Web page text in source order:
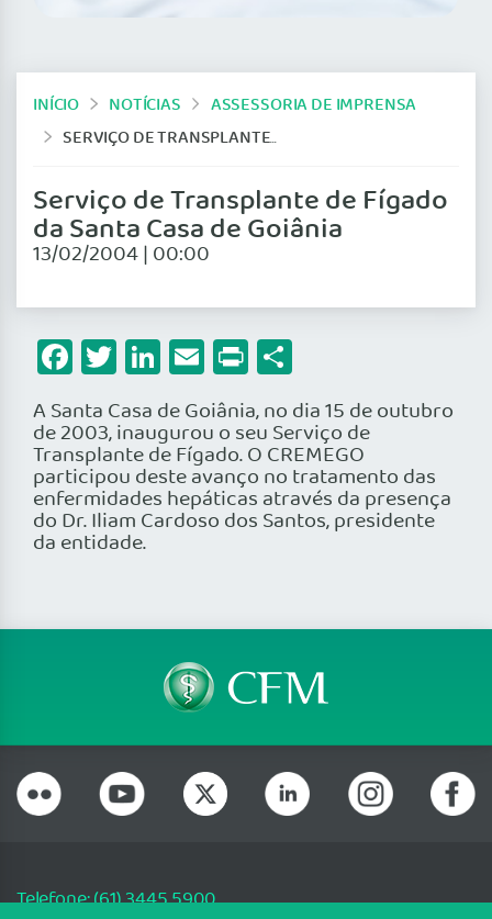
INÍCIO NOTÍCIAS
ASSESSORIA DE IMPRENSA
SERVIÇO DE TRANSPLANTE DE FÍGADO DA SANTA CASA DE GOIÂNIA
Serviço de Transplante de Fígado
da Santa Casa de Goiânia
13/02/2004 | 00:00
Facebook
Twitter
LinkedIn
Email
Print
A Santa Casa de Goiânia, no dia 15 de outubro
de 2003, inaugurou o seu Serviço de
Transplante de Fígado. O CREMEGO
participou deste avanço no tratamento das
enfermidades hepáticas através da presença
do Dr. Iliam Cardoso dos Santos, presidente
da entidade.
Telefone: (61) 3445 5900